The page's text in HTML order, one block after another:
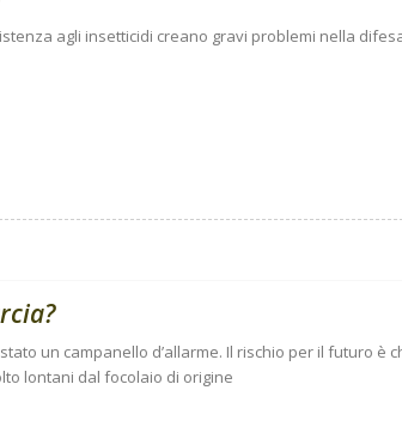
agli insetticidi creano gravi problemi nella
un campanello d’allarme. Il rischio per il futuro è
lontani dal focolaio di origine